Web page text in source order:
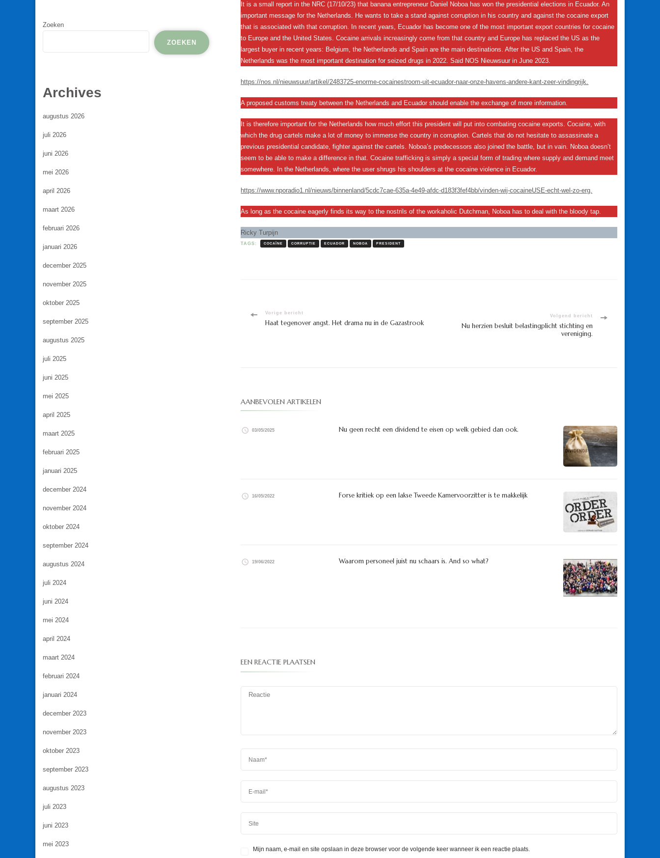
It is a small report in the NRC (17/10/23) that banana entrepreneur Daniel Noboa has won the presidential elections in Ecuador. An
important message for the Netherlands. He wants to take a stand against corruption in his country and against the cocaine export
that is associated with that corruption. In recent years, Ecuador has become one of the most important export countries for cocaine
to Europe and the United States. Cocaine arrivals increasingly come from that country and Europe has replaced the US as the
largest buyer in recent years: Belgium, the Netherlands and Spain are the main destinations. After the US and Spain, the
Netherlands was the most important destination for seized drugs in 2022. Said NOS Nieuwsuur in June 2023.
https://nos.nl/nieuwsuur/artikel/2483725-enorme-cocainestroom-uit-ecuador-naar-onze-havens-andere-kant-zeer-vindingrijk.
A proposed customs treaty between the Netherlands and Ecuador should enable the exchange of more information.
It is therefore important for the Netherlands how much effort this president will put into combating cocaine exports. Cocaine, with
which the drug cartels make a lot of money to immerse the country in corruption. Cartels that do not hesitate to assassinate a
previous presidential candidate, fighter against the cartels. Noboa’s predecessors also joined the battle, but in vain. Noboa doesn’t
seem to be able to make a difference in that. Cocaine trafficking is simply a special form of trading where supply and demand meet
somewhere. In the Netherlands, where the user shrugs his shoulders at the cocaine violence in Ecuador.
https://www.nporadio1.nl/nieuws/binnenland/5cdc7cae-635a-4e49-afdc-d183f3fef4bb/vinden-wij-cocaineUSE-echt-wel-zo-erg.
As long as the cocaine eagerly finds its way to the nostrils of the workaholic Dutchman, Noboa has to deal with the bloody tap.
Ricky Turpijn
TAGS: COCAÏNE CORRUPTIE ECUADOR NOBOA PRESIDENT
Bericht
Vorige bericht
Haat tegenover angst. Het drama nu in de Gazastrook
Volgend bericht
Nu herzien besluit belastingplicht stichting en
vereniging.
AANBEVOLEN ARTIKELEN
03/05/2025 Nu geen recht een dividend te eisen op welk gebied dan ook.
16/05/2022 Forse kritiek op een lakse Tweede Kamervoorzitter is te makkelijk
19/06/2022 Waarom personeel juist nu schaars is. And so what?
EEN REACTIE PLAATSEN
Mijn naam, e-mail en site opslaan in deze browser voor de volgende keer wanneer ik een reactie plaats.
Zoeken
ZOEKEN
Archives
augustus 2026
juli 2026
juni 2026
mei 2026
april 2026
maart 2026
februari 2026
januari 2026
december 2025
november 2025
oktober 2025
september 2025
augustus 2025
juli 2025
juni 2025
mei 2025
april 2025
maart 2025
februari 2025
januari 2025
december 2024
november 2024
oktober 2024
september 2024
augustus 2024
juli 2024
juni 2024
mei 2024
april 2024
maart 2024
februari 2024
januari 2024
december 2023
november 2023
oktober 2023
september 2023
augustus 2023
juli 2023
juni 2023
mei 2023